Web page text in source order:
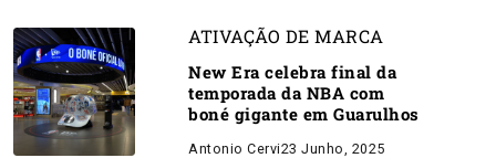
ATIVAÇÃO DE MARCA
New Era celebra final da
temporada da NBA com
boné gigante em Guarulhos
Antonio Cervi23 Junho, 2025